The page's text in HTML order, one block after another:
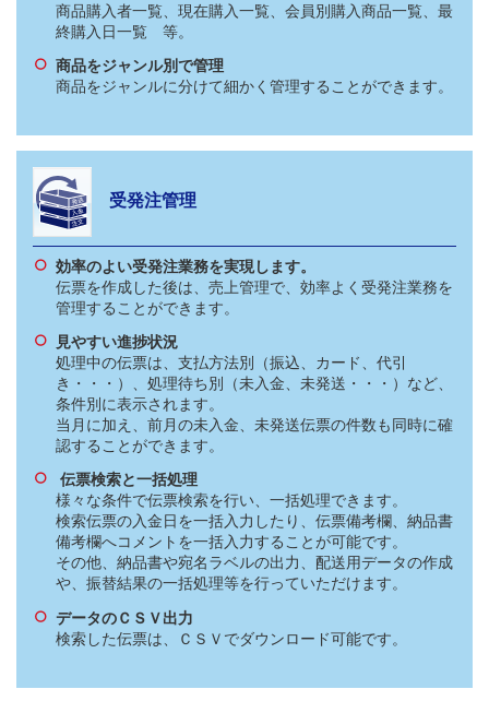
商品購入者一覧、現在購入一覧、会員別購入商品一覧、最
終購入日一覧 等。
商品をジャンル別で管理
商品をジャンルに分けて細かく管理することができます。
受発注管理
効率のよい受発注業務を実現します。
伝票を作成した後は、売上管理で、効率よく受発注業務を
管理することができます。
見やすい進捗状況
処理中の伝票は、支払方法別（振込、カード、代引
き・・・）、処理待ち別（未入金、未発送・・・）など、
条件別に表示されます。
当月に加え、前月の未入金、未発送伝票の件数も同時に確
認することができます。
伝票検索と一括処理
様々な条件で伝票検索を行い、一括処理できます。
検索伝票の入金日を一括入力したり、伝票備考欄、納品書
備考欄へコメントを一括入力することが可能です。
その他、納品書や宛名ラベルの出力、配送用データの作成
や、振替結果の一括処理等を行っていただけます。
データのＣＳＶ出力
検索した伝票は、ＣＳＶでダウンロード可能です。